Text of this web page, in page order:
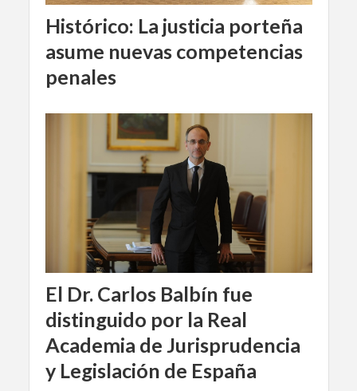
Histórico: La justicia porteña
asume nuevas competencias
penales
El Dr. Carlos Balbín fue
distinguido por la Real
Academia de Jurisprudencia
y Legislación de España